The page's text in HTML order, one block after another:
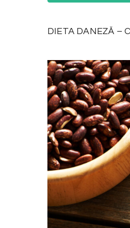
DIETA DANEZĂ –